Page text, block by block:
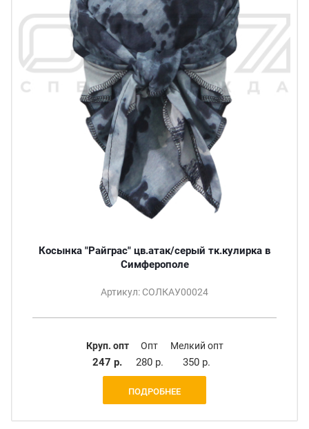
Косынка "Райграс" цв.атак/серый тк.кулирка в
Симферополе
Артикул: СОЛКАУ00024
Круп. опт
247 р.
Опт
280 р.
Мелкий опт
350 р.
ПОДРОБНЕЕ